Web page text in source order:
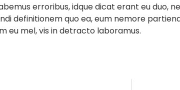
erroribus, idque dicat erant eu
definitionem quo ea, eum nemore
eu mel, vis in detracto laboramus.